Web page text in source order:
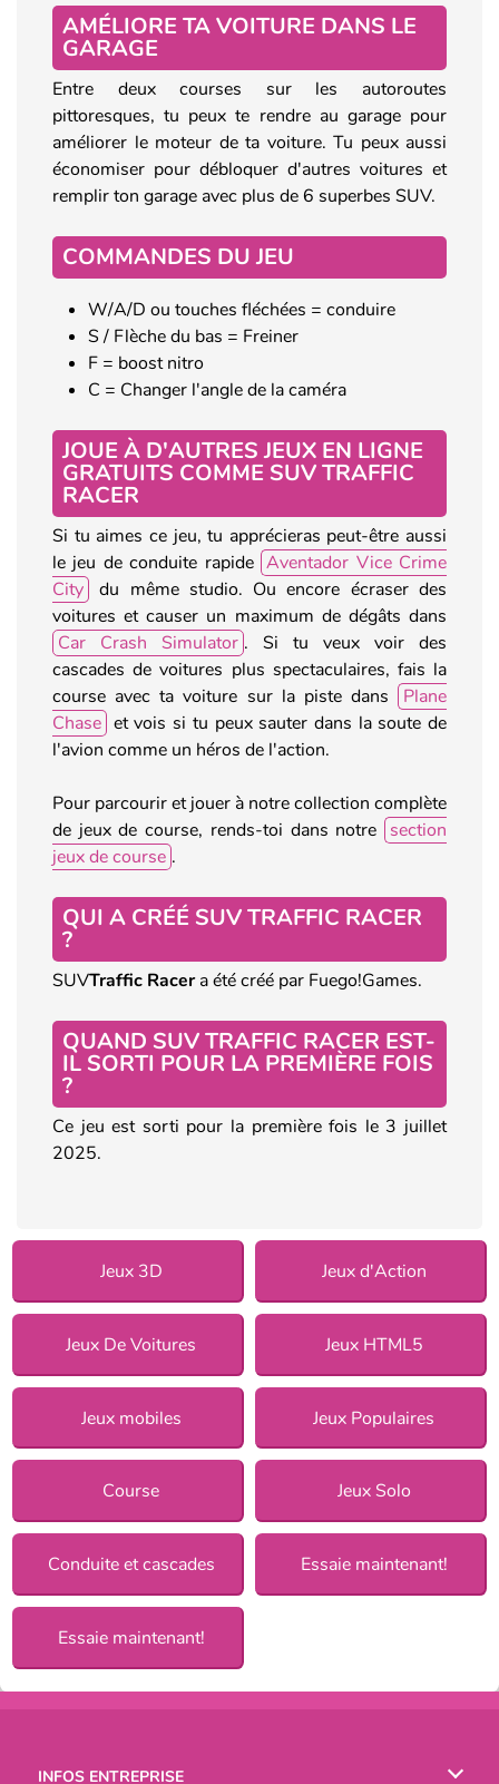
AMÉLIORE TA VOITURE DANS LE
GARAGE
Entre deux courses sur les autoroutes
pittoresques, tu peux te rendre au garage pour
améliorer le moteur de ta voiture. Tu peux aussi
économiser pour débloquer d'autres voitures et
remplir ton garage avec plus de 6 superbes SUV.
COMMANDES DU JEU
W/A/D ou touches fléchées = conduire
S / Flèche du bas = Freiner
F = boost nitro
C = Changer l'angle de la caméra
JOUE À D'AUTRES JEUX EN LIGNE
GRATUITS COMME SUV TRAFFIC
RACER
Si tu aimes ce jeu, tu apprécieras peut-être aussi
le jeu de conduite rapide Aventador Vice Crime
City
du même studio. Ou encore écraser des
voitures et causer un maximum de dégâts dans
Car Crash Simulator . Si tu veux voir des
cascades de voitures plus spectaculaires, fais la
course avec ta voiture sur la piste dans
Plane
Chase et vois si tu peux sauter dans la soute de
l'avion comme un héros de l'action.
Pour parcourir et jouer à notre collection complète
de jeux de course, rends-toi dans notre section
jeux de course .
QUI A CRÉÉ SUV TRAFFIC RACER
?
SUVTraffic Racera été créé par Fuego!Games.
QUAND SUV TRAFFIC RACER EST-
IL SORTI POUR LA PREMIÈRE FOIS
?
Ce jeu est sorti pour la première fois le 3 juillet
2025.
Jeux 3D Jeux d'Action
Jeux De Voitures Jeux HTML5
Jeux mobiles Jeux Populaires
Course Jeux Solo
Conduite et cascades Essaie maintenant!
Essaie maintenant!
INFOS ENTREPRISE